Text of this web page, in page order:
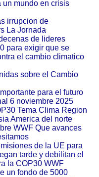
un mundo en crisis
irrupcion de
La Jornada
de lideres
para exigir que se
el cambio climatico
sobre el Cambio
para el futuro
6 noviembre 2025
Tema Clima Region
America del norte
WWF Que avances
de la UE para
tarde y debilitan el
la COP30 WWF
un fondo de 5000